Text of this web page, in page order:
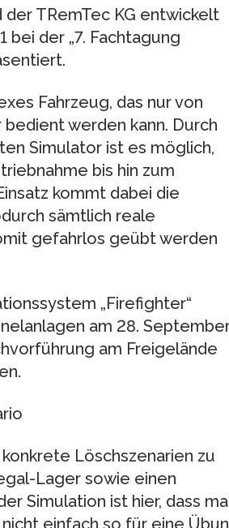
TRemTec KG entwickelt
bei der „7. Fachtagung
Fahrzeug, das nur von
werden kann. Durch
Simulator ist es möglich,
bis hin zum
kommt dabei die
sämtlich reale
gefahrlos geübt werden
„Firefighter“
am 28.
am Freigelände
Löschszenarien zu
Lager sowie einen
Simulation ist hier, dass